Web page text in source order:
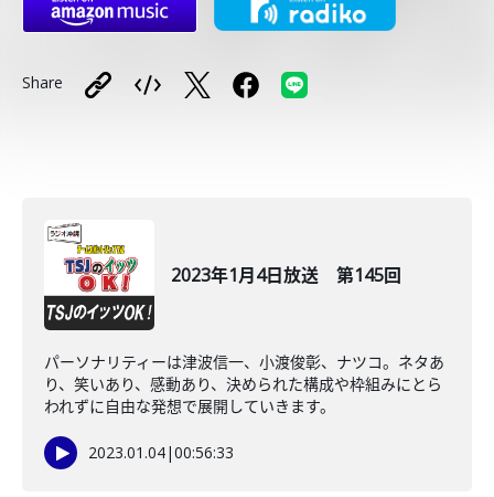
Share
2023年1月4日放送 第145回
パーソナリティーは津波信一、小渡俊彰、ナツコ。ネタあ
り、笑いあり、感動あり、決められた構成や枠組みにとら
われずに自由な発想で展開していきます。
2023.01.04|00:56:33